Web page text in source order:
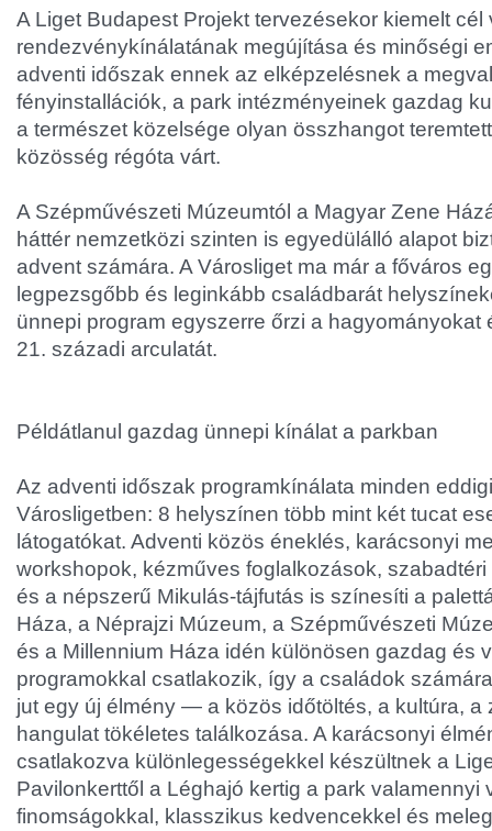
A Liget Budapest Projekt tervezésekor kiemelt cél
rendezvénykínálatának megújítása és minőségi
adventi időszak ennek az elképzelésnek a
fényinstallációk, a park intézményeinek gazdag
a természet közelsége olyan összhangot
közösség régóta várt.
A Szépművészeti Múzeumtól a Magyar Zene
háttér nemzetközi szinten is egyedülálló alapot
advent számára. A Városliget ma már a főváros
legpezsgőbb és leginkább családbarát
ünnepi program egyszerre őrzi a hagyományokat
21. századi arculatát.
Példátlanul gazdag ünnepi kínálat a parkban
Az adventi időszak programkínálata minden
Városligetben: 8 helyszínen több mint két tucat
látogatókat. Adventi közös éneklés, karácsonyi
workshopok, kézműves foglalkozások,
és a népszerű Mikulás-tájfutás is színesíti a
Háza, a Néprajzi Múzeum, a Szépművészeti
és a Millennium Háza idén különösen gazdag és
programokkal csatlakozik, így a családok
jut egy új élmény — a közös időtöltés, a kultúra, a
hangulat tökéletes találkozása. A karácsonyi
csatlakozva különlegességekkel készültnek a
Pavilonkerttől a Léghajó kertig a park valamennyi
finomságokkal, klasszikus kedvencekkel és